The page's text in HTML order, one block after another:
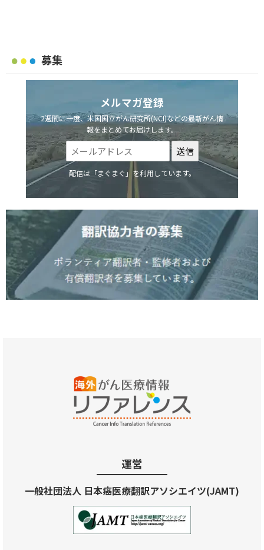
募集
メルマガ登録
2週間に一度、米国国立がん研究所(NCI)などの最新がん情
報をまとめてお届けします。
配信は「まぐまぐ」を利用しています。
運営
一般社団法人 日本癌医療翻訳アソシエイツ(JAMT)